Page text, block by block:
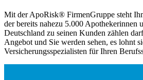
Mit der ApoRisk® FirmenGruppe steht
der bereits nahezu 5.000 Apothekerinnen
Deutschland zu seinen Kunden zählen
Angebot und Sie werden sehen, es lohnt
Versicherungsspezialisten für Ihren